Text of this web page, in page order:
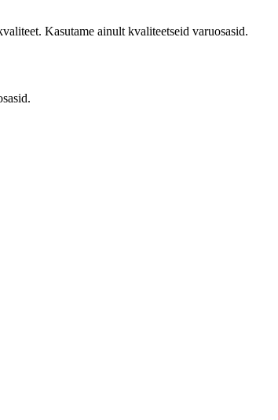
Kasutame ainult kvaliteetseid varuosasid.